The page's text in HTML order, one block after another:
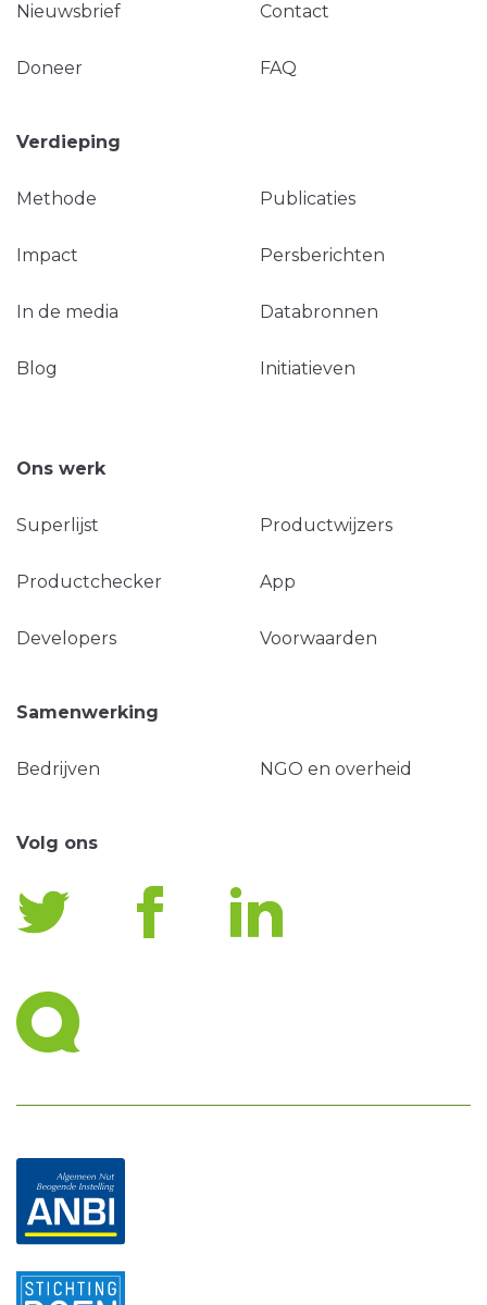
Nieuwsbrief Contact
Doneer FAQ
Verdieping
Methode Publicaties
Impact Persberichten
In de media Databronnen
Blog Initiatieven
Ons werk
Superlijst Productwijzers
Productchecker App
Developers Voorwaarden
Samenwerking
Bedrijven NGO en overheid
Volg ons